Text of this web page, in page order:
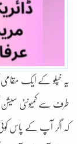
یہ خپلو کے ایک
طرف سے کمیونٹی سیشن
کہ اگر آپ کے پاس